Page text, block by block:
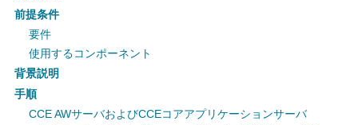
前提条件
要件
使用するコンポーネント
背景説明
手順
CCE AWサーバおよびCCEコアアプリケーションサーバ